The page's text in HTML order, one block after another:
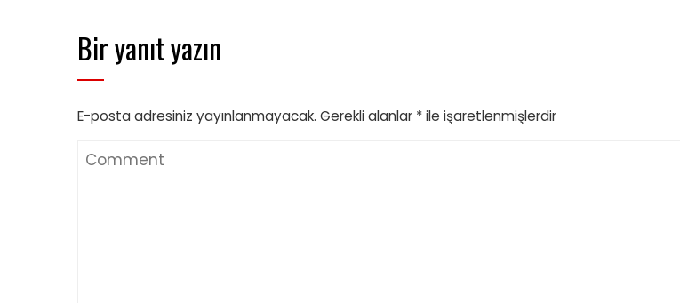
Bir yanıt yazın
E-posta adresiniz yayınlanmayacak. Gerekli alanlar *ile işaretlenmişlerdir